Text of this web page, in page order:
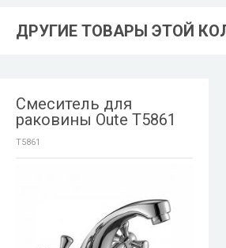
ДРУГИЕ ТОВАРЫ ЭТОЙ
Смеситель для
раковины Oute T5861
T5861